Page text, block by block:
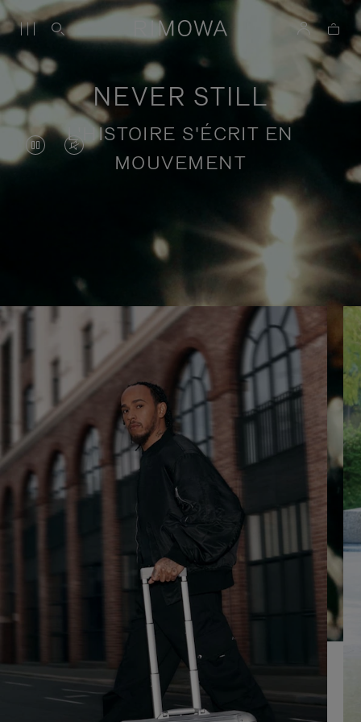
NEVER STILL
L'HISTOIRE S'ÉCRIT EN
MOUVEMENT
LA
PAUSE,
VEUILLEZ
APPUYER
SUR
POUR
LA
LIRE
LE
VIDÉO
EST
DÉSACTIVÉ.
VEUILLEZ
CLIQUER
POUR
RÉACTIVER
LE
Récits de voyage en quête de sens